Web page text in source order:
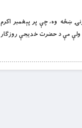
ښځه وه، چې پر پېغمبر اکرم
باب زړۀ خوړ،چې ولې مې د حضرت خديجې روزګار